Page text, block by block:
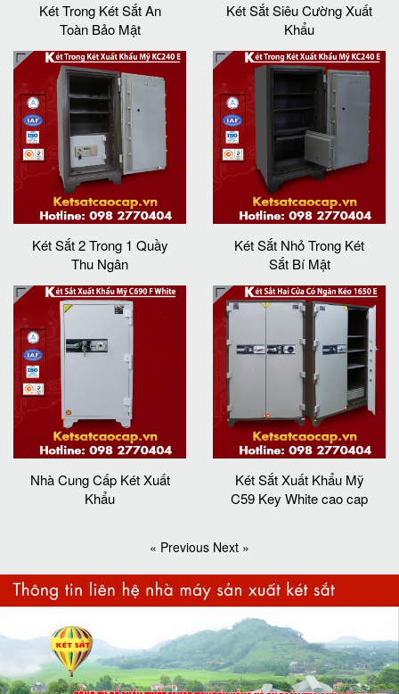
Két Trong Két Sắt An
Toàn Bảo Mật
Két Sắt Siêu Cường Xuất
Khẩu
Két Sắt 2 Trong 1 Quầy
Thu Ngân
Két Sắt Nhỏ Trong Két
Sắt Bí Mật
Nhà Cung Cấp Két Xuất
Khẩu
Két Sắt Xuất Khẩu Mỹ
C59 Key White cao cap
« Previous Next »